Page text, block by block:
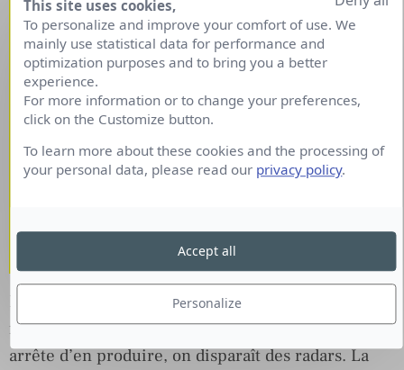
provisoirement renoncé à
engager des créateurs de
contenu externes, et
s’appuient sur leurs
équipes éditoriales pour
créer des contenus avec
leur propre présence en
En effet, le mot clé de l’internet est contenu et il
faut le produire en quantité et en qualité. Si on
arrête d’en produire, on disparaît des radars. La
This site uses cookies,
To personalize and improve your comfort of use. We
mainly use statistical data for performance and
optimization purposes and to bring you a better
experience.
For more information or to change your preferences,
click on the Customize button.
To learn more about these cookies and the processing of
your personal data, please read our privacy policy.
Personalize
Accept all